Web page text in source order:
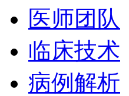
医师团队
临床技术
病例解析